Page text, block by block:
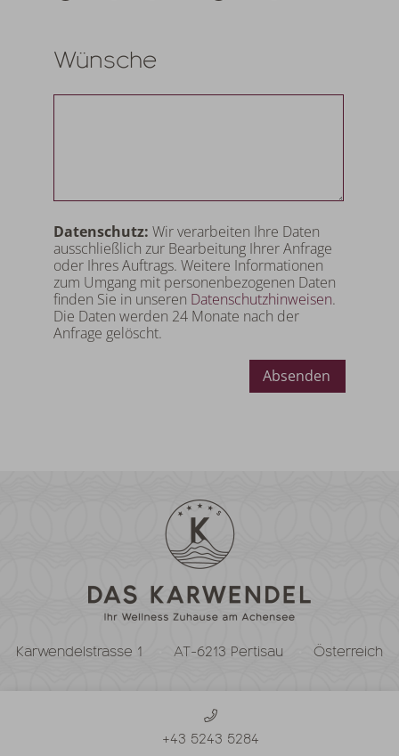
Wünsche
Datenschutz:Wir verarbeiten Ihre Daten
ausschließlich zur Bearbeitung Ihrer Anfrage
oder Ihres Auftrags. Weitere Informationen
zum Umgang mit personenbezogenen Daten
finden Sie in unseren Datenschutzhinweisen.
Die Daten werden 24 Monate nach der
Anfrage gelöscht.
Absenden
Karwendelstrasse 1 AT-6213 Pertisau Österreich
+43 5243 5284